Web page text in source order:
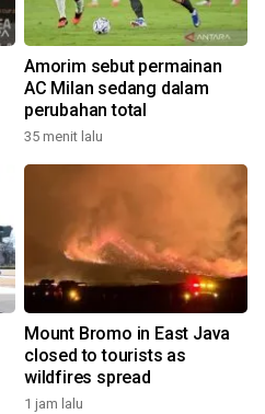
Amorim sebut permainan
AC Milan sedang dalam
perubahan total
35 menit lalu
Mount Bromo in East Java
closed to tourists as
wildfires spread
1 jam lalu